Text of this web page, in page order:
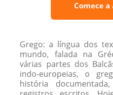
Comece
Grego: a língua dos
mundo, falada na
várias partes dos
indo-europeias, o
história